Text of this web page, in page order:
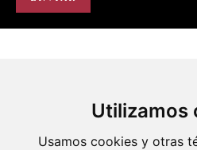
Utilizamos
Usamos cookies y otras